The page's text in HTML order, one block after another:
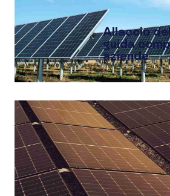
Allaccio
guida
aziende